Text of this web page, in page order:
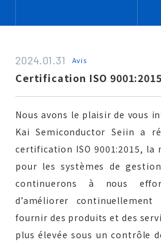
À propos de nous
RECRUIT
Carrières
Devis
2024.01.31 Avis
Certification ISO
Nous avons le plaisir de vous
Kai Semiconductor Seiin a
certification ISO 9001:2015,
pour les systèmes de
continuerons à nous
d’améliorer
fournir des produits et des
plus élevée sous un contrôle